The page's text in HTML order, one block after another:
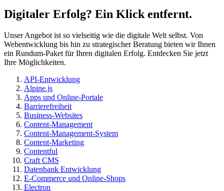
Digitaler Erfolg? Ein Klick entfernt.
Unser Angebot ist so vielseitig wie die digitale Welt selbst. Von
Webentwicklung bis hin zu strategischer Beratung bieten wir Ihnen
ein Rundum-Paket für Ihren digitalen Erfolg. Entdecken Sie jetzt
Ihre Möglichkeiten.
API-Entwicklung
Alpine.js
Apps und Online-Portale
Barrierefreiheit
Business-Websites
Content-Management
Content-Management-System
Content-Marketing
Contentful
Craft CMS
Datenbank Entwicklung
E-Commerce und Online-Shops
Electron